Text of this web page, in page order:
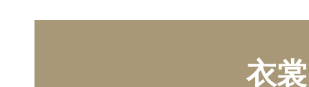
衣